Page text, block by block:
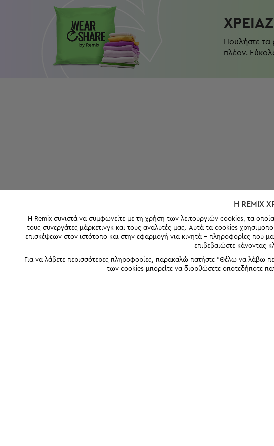
Πουλήστε τα
πλέον.
Η REMIX
Η Remix συνιστά να συμφωνείτε με τη χρήση των λειτουργιών cookies, τα
τους συνεργάτες μάρκετινγκ και τους αναλυτές μας. Αυτά τα cookies
επισκέψεων στον ιστότοπο και στην εφαρμογή για κινητά - πληροφορίες
επιβεβαιώστε κάνοντας
Για να λάβετε περισσότερες πληροφορίες, παρακαλώ πατήστε "Θέλω να λάβω
των cookies μπορείτε να διορθώσετε οποτεδήποτε